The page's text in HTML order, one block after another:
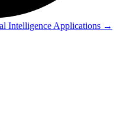
Intelligence Applications →